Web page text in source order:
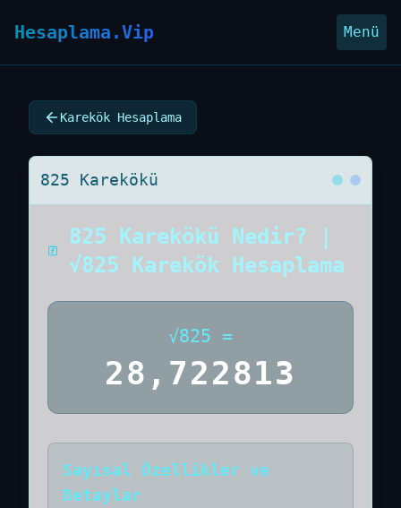
Hesaplama.Vip Menü
Karekök Hesaplama
825 Karekökü
825 Karekökü Nedir? |
√825 Karekök Hesaplama
√825 =
28,722813
Sayısal Özellikler ve
Detaylar